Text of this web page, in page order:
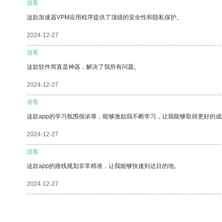
游客
这款加速器VPM应用程序提供了顶级的安全性和隐私保护。
2024-12-27
游客
这款软件简直是神器，解决了我所有问题。
2024-12-27
游客
这款app的学习氛围很浓厚，能够激励我不断学习，让我能够取得更好的
2024-12-27
游客
这款app的路线规划非常精准，让我能够快速到达目的地。
2024-12-27